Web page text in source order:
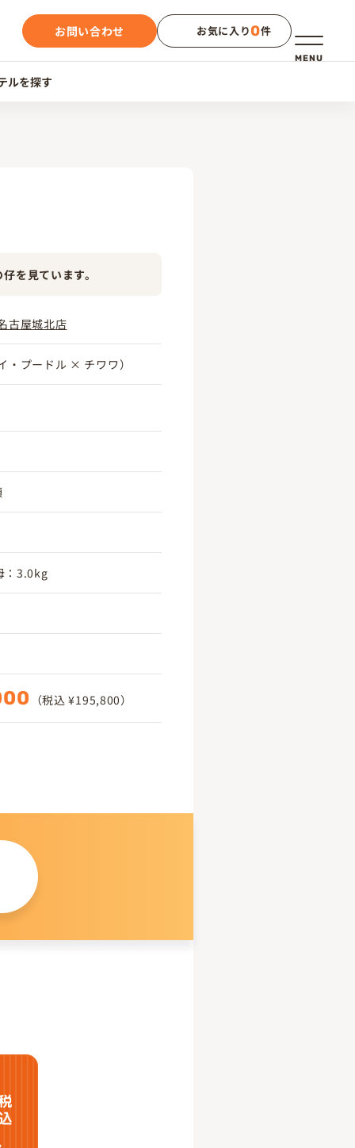
メニュー
MENU
お問い合わせ お気に入り0件
ルを探す
を見ています。
古屋城北店
・プードル × チワワ）
：3.0kg
（税込 ¥195,800）